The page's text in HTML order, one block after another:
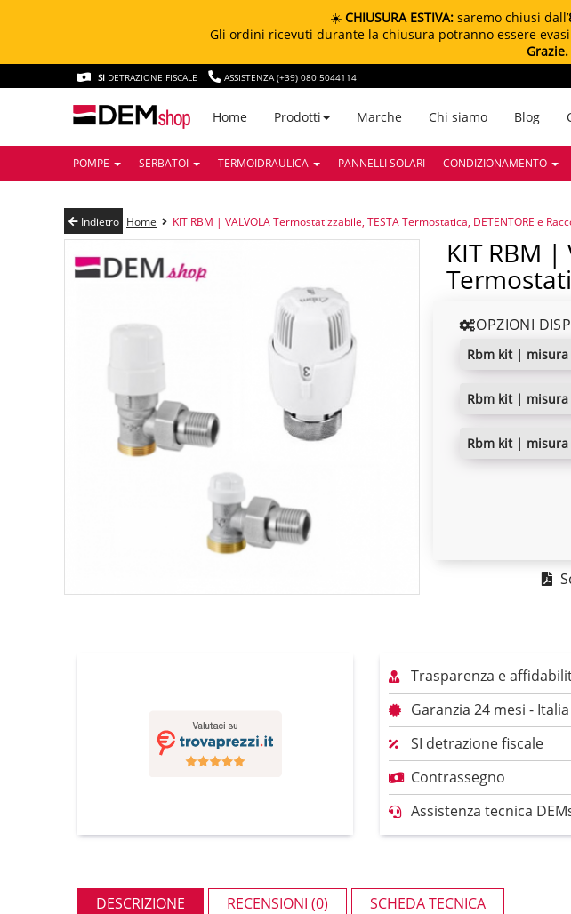
☀️ CHIUSURA ESTIVA: saremo chiusi dall’
Gli ordini ricevuti durante la chiusura potranno essere
Grazie.
SI DETRAZIONE FISCALE ASSISTENZA (+39) 080 5044114
Home Prodotti Marche Chi siamo Blog
POMPE SERBATOI TERMOIDRAULICA PANNELLI SOLARI CONDIZIONAMENTO
Indietro Home KIT RBM | VALVOLA Termostatizzabile, TESTA Termostatica, DETENTORE e
KIT RBM | VALVOLA Termostatizzabile, TESTA
OPZIONI
rbm kit |
rbm kit |
rbm kit |
Trasparenza e
Garanzia 24 mesi - Italia
SI detrazione fiscale
Contrassegno
Assistenza tecnica
DESCRIZIONE RECENSIONI (0) SCHEDA TECNICA